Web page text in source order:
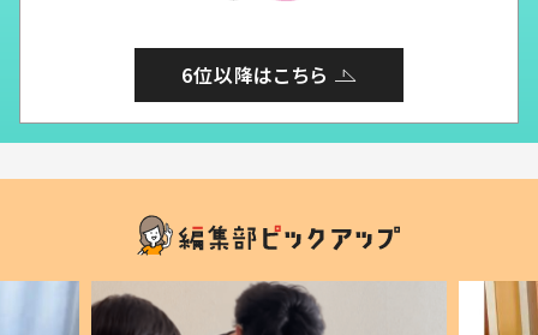
6位以降はこちら